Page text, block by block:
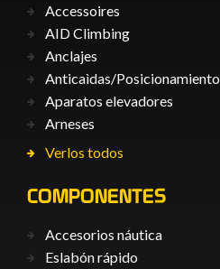
Accessoires
AID Climbing
Anclajes
Anticaìdas/Posicionamiento
Aparatos elevadores
Arneses
Verlos todos
COMPONENTES
Accesorios náutica
Eslabón rápido